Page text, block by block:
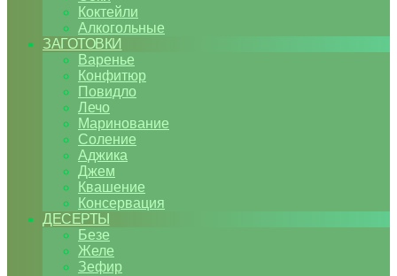
Коктейли
Алкогольные
ЗАГОТОВКИ
Варенье
Конфитюр
Повидло
Лечо
Маринование
Соление
Аджика
Джем
Квашение
Консервация
ДЕСЕРТЫ
Безе
Желе
Зефир